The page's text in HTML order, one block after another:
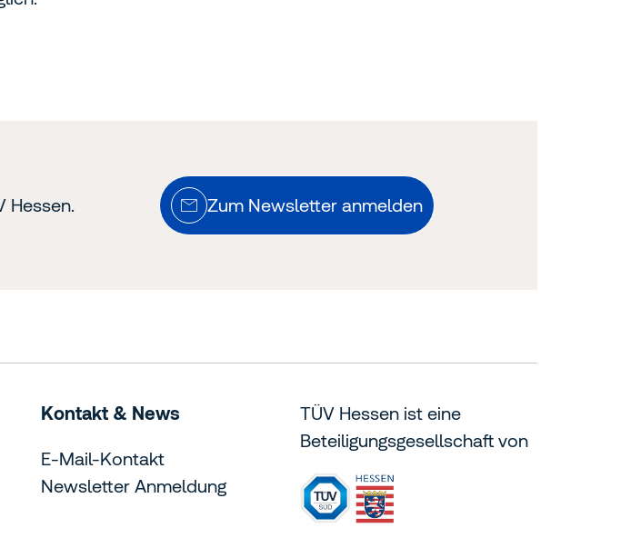
Hessen. Zum Newsletter anmelden
Kontakt & News
E-Mail-Kontakt
Newsletter Anmeldung
TÜV Hessen ist eine
Beteiligungsgesellschaft von